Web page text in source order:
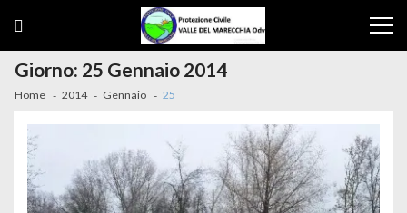
Giorno: 25 Gennaio 2014
Home 2014 Gennaio 25